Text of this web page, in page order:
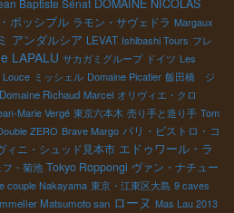
Baptiste Sénat DOMAINE NICOLAS
ポッシブル ラモン・サヴェドラ Margaux
アンダルシア LEVAT Ishibashi Tours フレ
LAPALU サカガミグループ ドイツ Les
Louce ミッシェル Domaine Picatier 飯田橋 ジ
Domaine Richaud Marcel オリヴィエ・クロ
Marie Vergé 東京六本木 売り手と造り手 Tom
ZERO Brave Margo パリ・ビストロ・コ
ィニ・シュッド見本市 エドゥワール・ラ
フ・菊池 Tokyo Roppongi ヴァン・ナチュー
couple Nakayama 東京・江東区大島 9 caves
Matsumoto san ローヌ Mas Lau 2013